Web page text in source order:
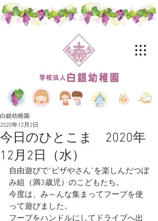
今日のひとこま 2020年
12月2日（水）
白銀幼稚園
2020年12月2日
自由遊びで“ピザやさん”を楽しんだつぼ
み組（満3歳児）のこどもたち。
今度は、み～んな集まってフープを使
って遊びました。
フープをハンドルにしてドライブへ出